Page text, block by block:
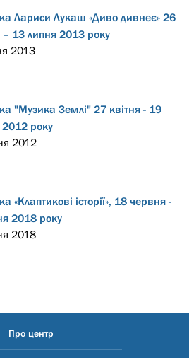
Лариси Лукаш «Диво дивнеє» 26
13 липня 2013 року
2013
"Музика Землі" 27 квітня - 19
року
2012
«Клаптикові історії», 18 червня -
2018 року
2018
Про центр